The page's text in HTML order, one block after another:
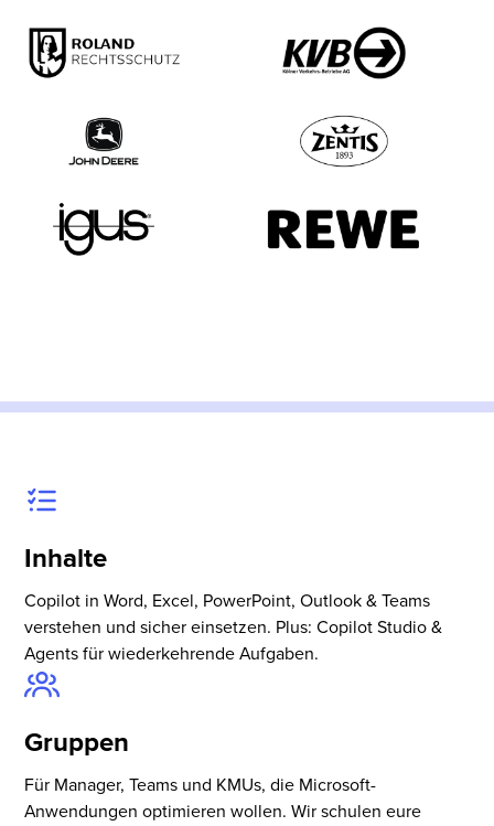
Inhalte
Copilot in Word, Excel, PowerPoint, Outlook & Teams
verstehen und sicher einsetzen. Plus: Copilot Studio &
Agents für wiederkehrende Aufgaben.
Gruppen
Für Manager, Teams und KMUs, die Microsoft-
Anwendungen optimieren wollen. Wir schulen eure